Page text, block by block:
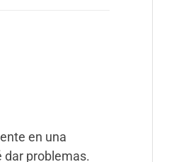
en una
dar problemas.